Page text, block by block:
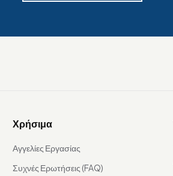
Χρήσιμα
Αγγελίες Εργασίας
Συχνές Ερωτήσεις (FAQ)